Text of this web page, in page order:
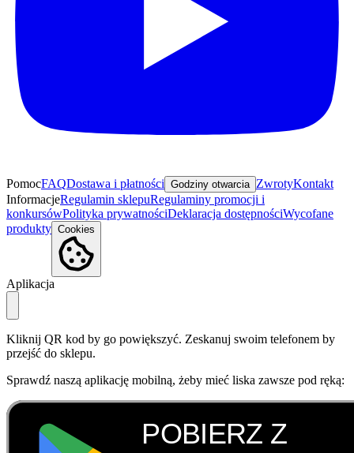
PomocFAQDostawa i płatności Godziny otwarcia ZwrotyKontakt
InformacjeRegulamin sklepuRegulaminy promocji i
konkursówPolityka prywatnościDeklaracja dostępnościWycofane
produkty Cookies
Aplikacja
Kliknij QR kod by go powiększyć. Zeskanuj swoim telefonem by
przejść do sklepu.
Sprawdź naszą aplikację mobilną, żeby mieć liska zawsze pod ręką: